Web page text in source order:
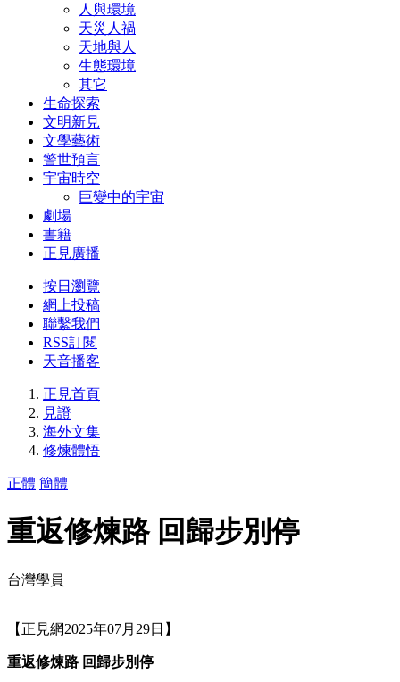
人與環境
天災人禍
天地與人
生態環境
其它
生命探索
文明新見
文學藝術
警世預言
宇宙時空
巨變中的宇宙
劇場
書籍
正見廣播
按日瀏覽
網上投稿
聯繫我們
RSS訂閱
天音播客
正見首頁
見證
海外文集
修煉體悟
正體 簡體
重返修煉路 回歸步別停
台灣學員
【正見網2025年07月29日】
重返修煉路 回歸步別停